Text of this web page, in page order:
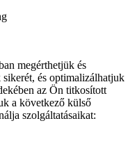
megérthetjük és
és optimalizálhatjuk
az Ön titkosított
a következő külső
szolgáltatásaikat: